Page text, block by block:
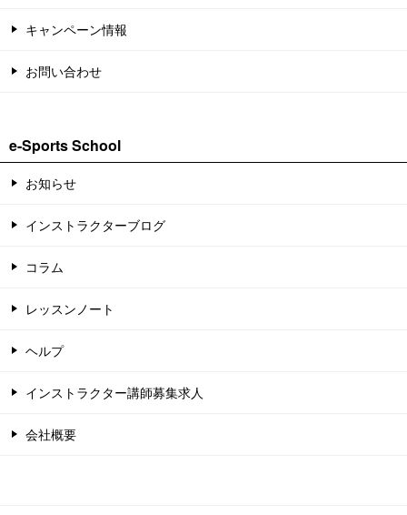
キャンペーン情報
お問い合わせ
e-Sports School
お知らせ
インストラクターブログ
コラム
レッスンノート
ヘルプ
インストラクター講師募集求人
会社概要